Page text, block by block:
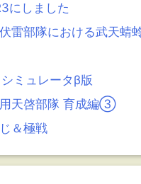
にしました
伏雷部隊における武天蜻
ミュレータβ版
用天啓部隊 育成編③
＆極戦